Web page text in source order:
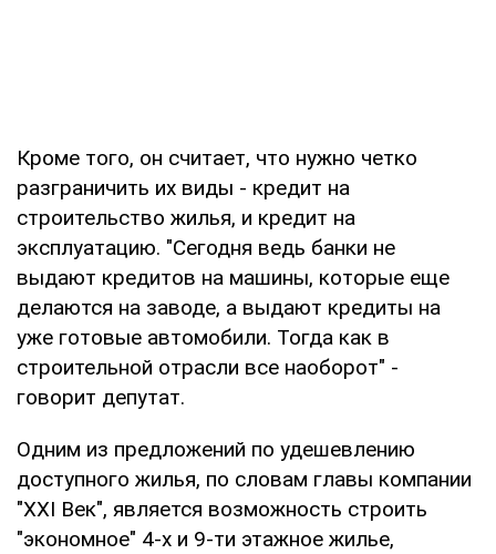
Кроме того, он считает, что нужно четко
разграничить их виды - кредит на
строительство жилья, и кредит на
эксплуатацию. "Сегодня ведь банки не
выдают кредитов на машины, которые еще
делаются на заводе, а выдают кредиты на
уже готовые автомобили. Тогда как в
строительной отрасли все наоборот" -
говорит депутат.
Одним из предложений по удешевлению
доступного жилья, по словам главы компании
"XXI Век", является возможность строить
"экономное" 4-х и 9-ти этажное жилье,